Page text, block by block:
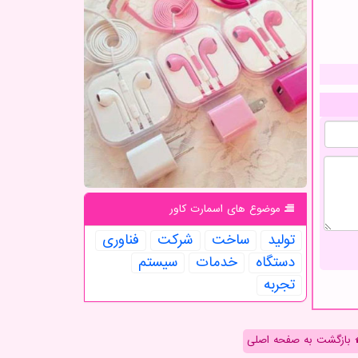
موضوع های اسمارت كاور
تولید ساخت شركت
فناوری
دستگاه
خدمات
سیستم
تجربه
بازگشت به صفحه اصلی